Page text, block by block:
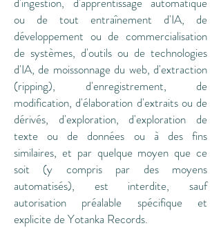
ou de tout entraînement d'IA, de
développement ou de commercialisation
de systèmes, d'outils ou de technologies
d'IA, de moissonnage du web, d'extraction
(ripping), d'enregistrement, de
modification, d'élaboration d'extraits ou de
dérivés, d'exploration, d'exploration de
texte ou de données ou à des fins
similaires, et par quelque moyen que ce
soit (y compris par des moyens
automatisés), est interdite, sauf
autorisation préalable spécifique et
explicite de Yotanka Records.